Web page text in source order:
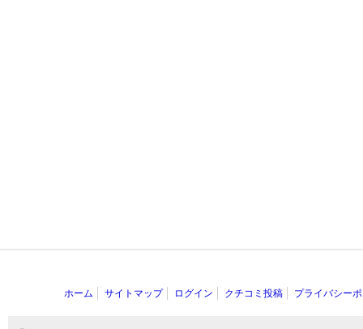
ホーム サイトマップ ログイン クチコミ投稿 プライバシー